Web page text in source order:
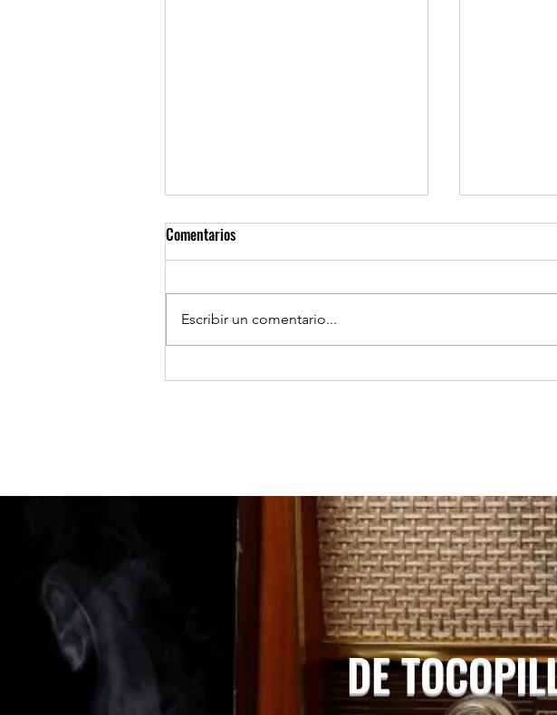
TOCOPILLA: Huanillo sur ilumina
Comentarios
Escribir un comentario...
DE